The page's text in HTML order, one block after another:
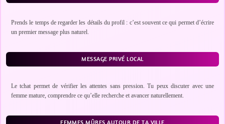
Prends le temps de regarder les détails du profil : c’est souvent ce qui permet d’écrire
un premier message plus naturel.
MESSAGE PRIVÉ LOCAL
Le tchat permet de vérifier les attentes sans pression. Tu peux discuter avec une
femme mature, comprendre ce qu’elle recherche et avancer naturellement.
FEMMES MÛRES AUTOUR DE TA VILLE